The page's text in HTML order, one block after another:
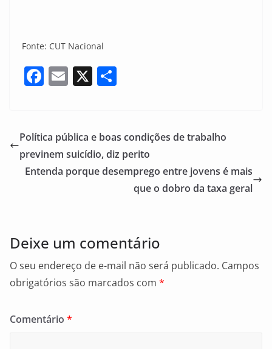
Fonte: CUT Nacional
F
e
b
o
E
l
X
e
Política pública e boas condições de trabalho
previnem suicídio, diz perito
Entenda porque desemprego entre jovens é mais
que o dobro da taxa geral
Deixe um comentário
O seu endereço de e-mail não será publicado. Campos
obrigatórios são marcados com *
Comentário *